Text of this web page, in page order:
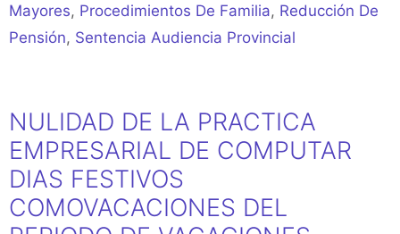
Mayores, Procedimientos De Familia, Reducción De
Pensión, Sentencia Audiencia Provincial
NULIDAD DE LA PRACTICA
EMPRESARIAL DE COMPUTAR
DIAS FESTIVOS
COMOVACACIONES DEL